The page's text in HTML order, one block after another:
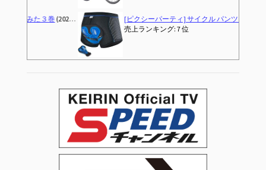
[ピクシーパーティ] サイクル パンツ インナーパンツ サイクリングパンツ お尻 痛み軽減 衝撃吸収 自転車 クロスバイク ロードバイク サドル 痛くない 分厚い ゲルクッション ゲルパッド メンズ レディース 夏 (XXXL, ブルー) 誕生日 プレゼント
売上ランキング: 7 位